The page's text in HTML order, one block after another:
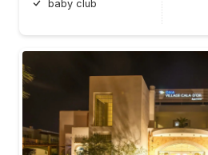
baby club